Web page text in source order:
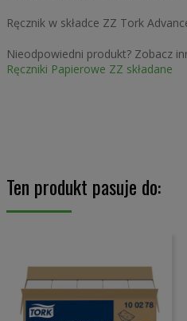
Ręcznik w składce ZZ Tork
Nieodpowiedni produkt? Zobacz
Ręczniki Papierowe ZZ składane
Ten produkt pasuje do: